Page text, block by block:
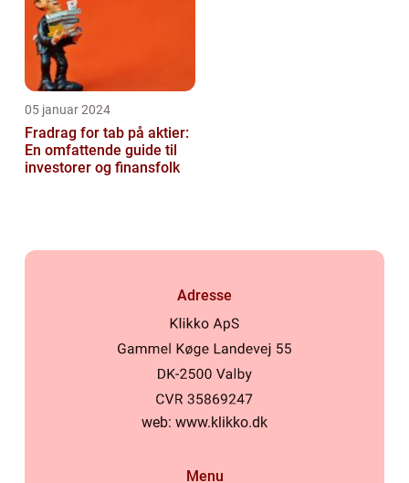
05 januar 2024
Fradrag for tab på aktier:
En omfattende guide til
investorer og finansfolk
Adresse
web: www.klikko.dk
Menu